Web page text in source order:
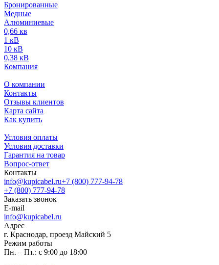
Бронированные
Медные
Алюминиевые
0,66 кв
1 кВ
10 кВ
0,38 кВ
Компания
О компании
Контакты
Отзывы клиентов
Карта сайта
Как купить
Условия оплаты
Условия доставки
Гарантия на товар
Вопрос-ответ
Контакты
info@kupicabel.ru+7 (800) 777-94-78
+7 (800) 777-94-78
Заказать звонок
E-mail
info@kupicabel.ru
Адрес
г. Краснодар, проезд Майский 5
Режим работы
Пн. – Пт.: с 9:00 до 18:00